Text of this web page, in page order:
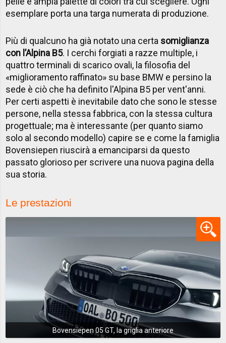
esemplare porta una targa numerata di produzione.
Più di qualcuno ha già notato una certa somiglianza
con l’Alpina B5. I cerchi forgiati a razze multiple, i
quattro terminali di scarico ovali, la filosofia del
«miglioramento raffinato» su base BMW e persino la
sede è ciò che ha definito l'Alpina B5 per vent'anni.
Per certi aspetti è inevitabile dato che sono le stesse
persone, nella stessa fabbrica, con la stessa cultura
progettuale; ma è interessante (per quanto siamo
solo al secondo modello) capire se e come la famiglia
Bovensiepen riuscirà a emanciparsi da questo
passato glorioso per scrivere una nuova pagina della
sua storia.
Le prestazioni
Bovensiepen 05 GT, la griglia anteriore